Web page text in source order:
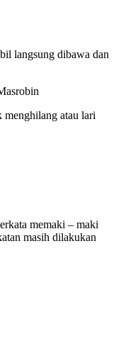
langsung dibawa dan
menghilang atau lari
memaki – maki
masih dilakukan